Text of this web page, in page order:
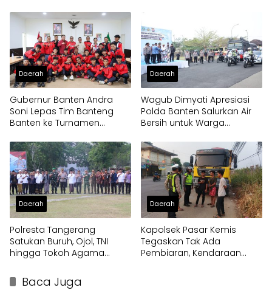
Daerah
Gubernur Banten Andra
Soni Lepas Tim Banteng
Banten ke Turnamen
Daerah
Wagub Dimyati Apresiasi
Polda Banten Salurkan Air
Bersih untuk Warga
Daerah
Polresta Tangerang
Satukan Buruh, Ojol, TNI
hingga Tokoh Agama
Daerah
Kapolsek Pasar Kemis
Tegaskan Tak Ada
Pembiaran, Kendaraan
Baca Juga